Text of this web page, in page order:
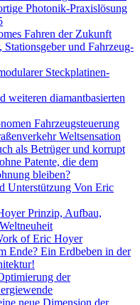
Photonik-Praxislösung
Fahren der Zukunft
und Fahrzeug-
Steckplatinen-
weiteren diamantbasierten
Fahrzeugsteuerung
Weltsensation
als Betrüger und korrupt
Patente, die dem
bleiben?
Unterstützung Von Eric
Prinzip, Aufbau,
of Eric Hoyer
Ende? Ein Erdbeben in der
der
neue Dimension der